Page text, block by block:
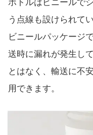
ボトルはビニールで
う点線も設けられて
ビニールパッケージ
送時に漏れが発生し
とはなく、輸送に不
用できます。